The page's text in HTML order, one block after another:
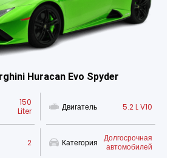
Huracan Evo Spyder
150
Liter
Двигатель 5.2 L V10
2 Категория
Долгосрочная
автомобилей